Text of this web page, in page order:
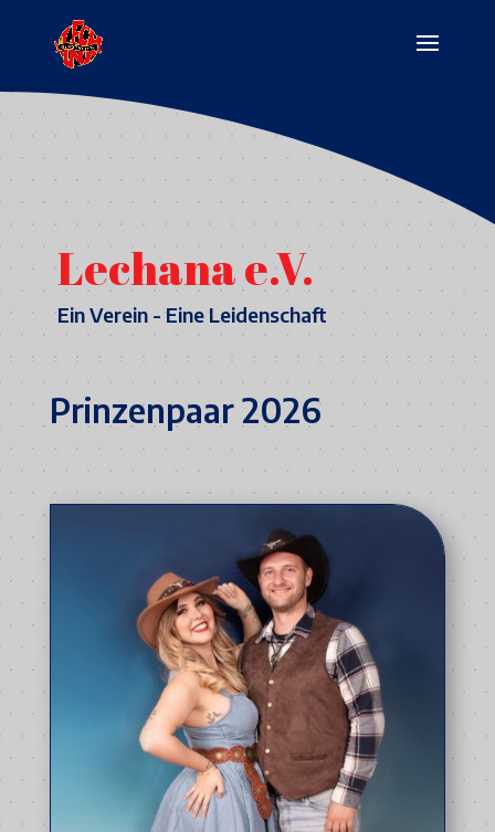
Lechana e.V.
Ein Verein - Eine Leidenschaft
Prinzenpaar 2026